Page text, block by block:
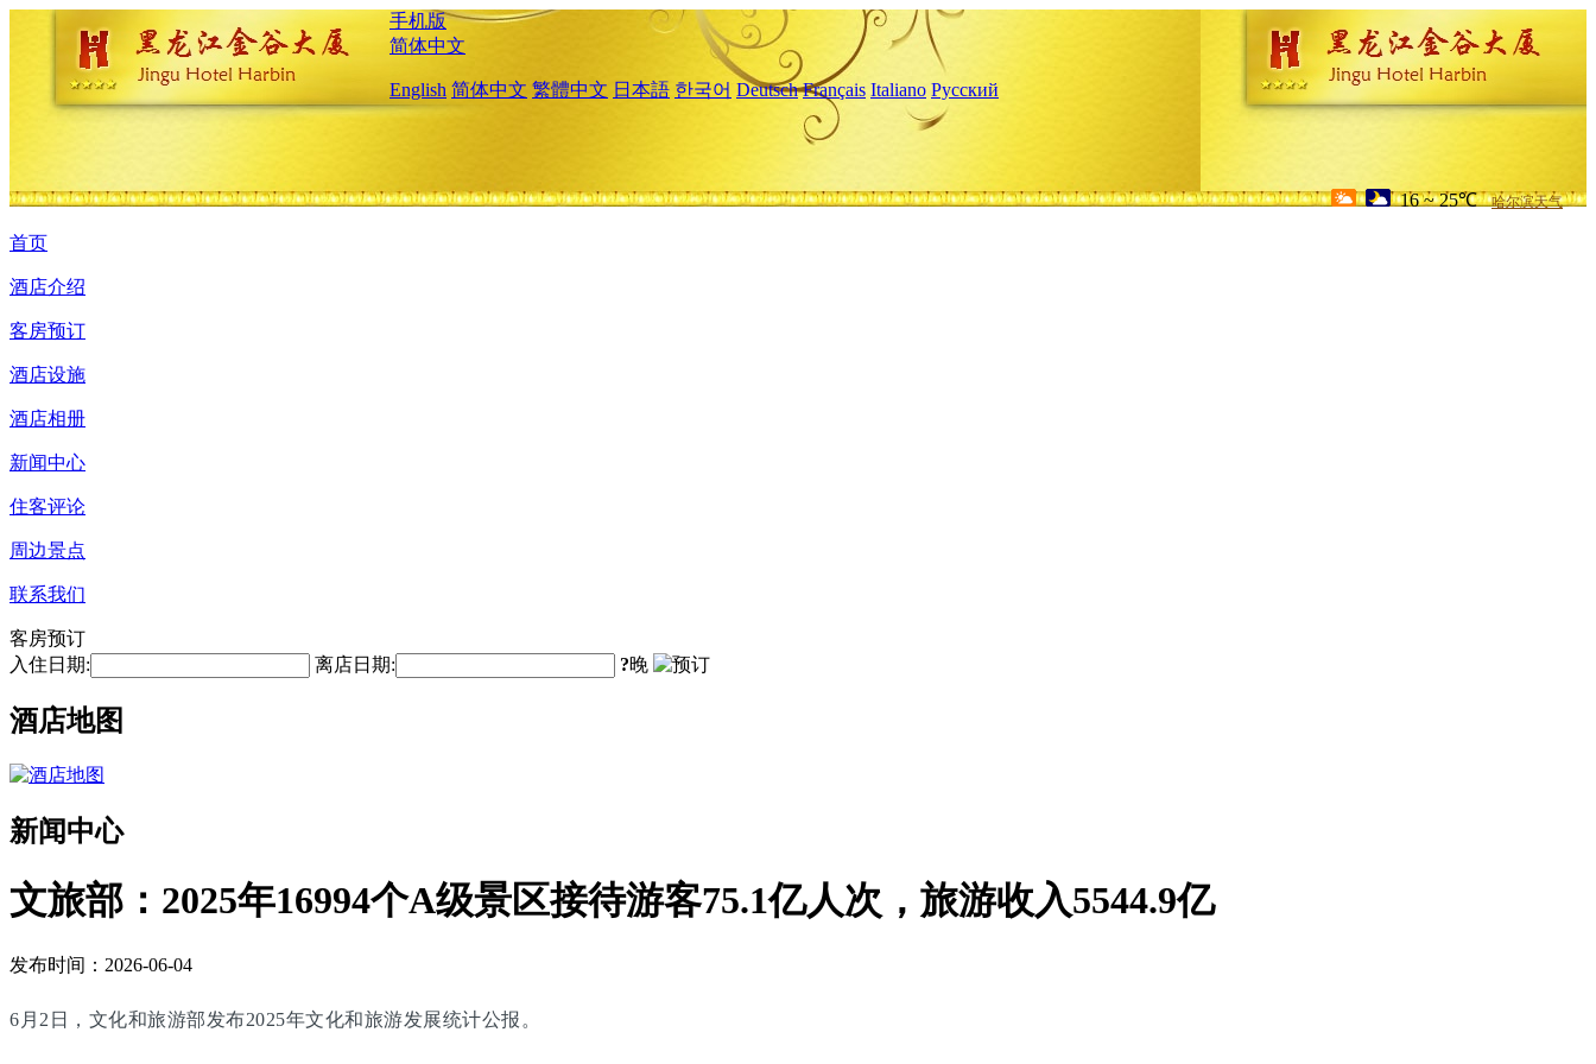
手机版
简体中文
English 简体中文 繁體中文 日本語 한국어 Deutsch Français Italiano Русский
16 ~ 25℃ 哈尔滨天气
首页
酒店介绍
客房预订
酒店设施
酒店相册
新闻中心
住客评论
周边景点
联系我们
客房预订
入住日期:
离店日期: ?晚
酒店地图
新闻中心
文旅部：2025年16994个A级景区接待游客75.1亿人次，旅游收入5544.9亿
发布时间：2026-06-04
6月2日，文化和旅游部发布2025年文化和旅游发展统计公报。